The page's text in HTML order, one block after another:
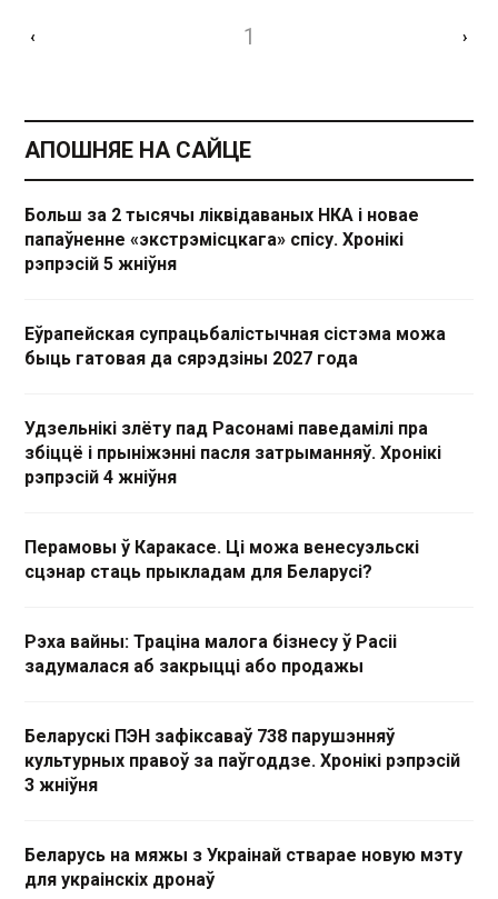
‹ 1 ›
АПОШНЯЕ НА САЙЦЕ
Больш за 2 тысячы ліквідаваных НКА і новае
папаўненне «экстрэмісцкага» спісу. Хронікі
рэпрэсій 5 жніўня
Еўрапейская супрацьбалістычная сістэма можа
быць гатовая да сярэдзіны 2027 года
Удзельнікі злёту пад Расонамі паведамілі пра
збіццё і прыніжэнні пасля затрыманняў. Хронікі
рэпрэсій 4 жніўня
Перамовы ў Каракасе. Ці можа венесуэльскі
сцэнар стаць прыкладам для Беларусі?
Рэха вайны: Траціна малога бізнесу ў Расіі
задумалася аб закрыцці або продажы
Беларускі ПЭН зафіксаваў 738 парушэнняў
культурных правоў за паўгоддзе. Хронікі рэпрэсій
3 жніўня
Беларусь на мяжы з Украінай стварае новую мэту
для украінскіх дронаў